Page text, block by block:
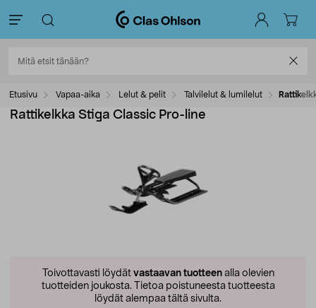
Etusivu Vapaa-aika Lelut & pelit Talvilelut & lumilelut
Rattikelkka Stiga Classic Pro-line
Toivottavasti löydät vastaavan tuotteenalla olevien
tuotteiden joukosta. Tietoa poistuneesta tuotteesta
löydät alempaa tältä sivulta.